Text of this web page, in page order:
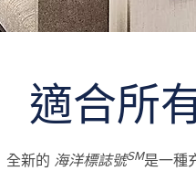
適合所
全新的 海洋標誌號SM是一種